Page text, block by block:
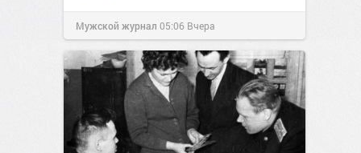
Мужской журнал 05:06 Вчера